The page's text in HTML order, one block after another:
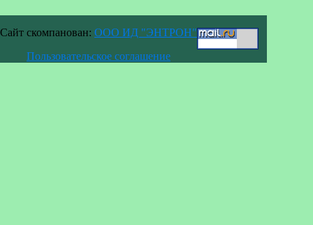
Сайт скомпанован: ООО ИД "ЭНТРОН"
Пользовательское соглашение